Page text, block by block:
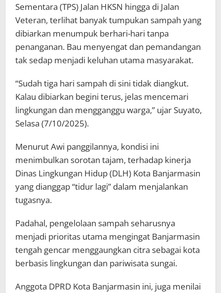
Sementara (TPS) Jalan HKSN hingga di Jalan
Veteran, terlihat banyak tumpukan sampah yang
dibiarkan menumpuk berhari-hari tanpa
penanganan. Bau menyengat dan pemandangan
tak sedap menjadi keluhan utama masyarakat.
“Sudah tiga hari sampah di sini tidak diangkut.
Kalau dibiarkan begini terus, jelas mencemari
lingkungan dan mengganggu warga,” ujar Suyato,
Selasa (7/10/2025).
Menurut Awi panggilannya, kondisi ini
menimbulkan sorotan tajam, terhadap kinerja
Dinas Lingkungan Hidup (DLH) Kota Banjarmasin
yang dianggap “tidur lagi” dalam menjalankan
tugasnya.
Padahal, pengelolaan sampah seharusnya
menjadi prioritas utama mengingat Banjarmasin
tengah gencar menggaungkan citra sebagai kota
berbasis lingkungan dan pariwisata sungai.
Anggota DPRD Kota Banjarmasin ini, juga menilai